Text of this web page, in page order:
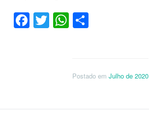
Facebook
TwitterWhatsApp
Postado em Julho de 2020